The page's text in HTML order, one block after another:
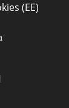
(ΕΕ)